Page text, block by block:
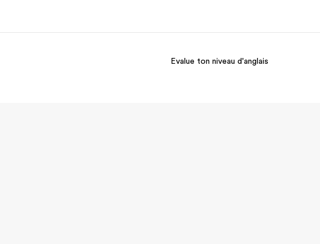
Evalue ton niveau d'anglais